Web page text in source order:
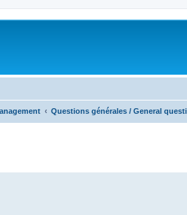
Questions générales / General